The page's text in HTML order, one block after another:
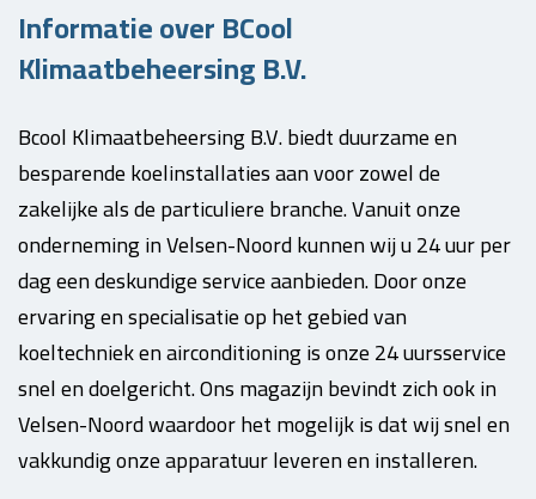
Informatie over BCool
Klimaatbeheersing B.V.
Bcool Klimaatbeheersing B.V. biedt duurzame en
besparende koelinstallaties aan voor zowel de
zakelijke als de particuliere branche. Vanuit onze
onderneming in Velsen-Noord kunnen wij u 24 uur per
dag een deskundige service aanbieden. Door onze
ervaring en specialisatie op het gebied van
koeltechniek en airconditioning is onze 24 uursservice
snel en doelgericht. Ons magazijn bevindt zich ook in
Velsen-Noord waardoor het mogelijk is dat wij snel en
vakkundig onze apparatuur leveren en installeren.